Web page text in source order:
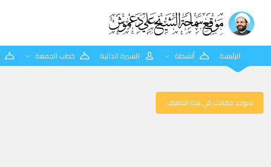
الرئيسة أنشطة السيرة الذاتية خطب الجمعة
لايوجد مقالات في هذا التصنيف